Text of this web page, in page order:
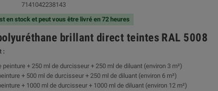
7141042238143
en stock et peut vous être livré en 72 heures
brillant direct teintes RAL 5008
:
peinture + 250 ml de durcisseur + 250 ml de diluant (environ 3 m²)
+ 500 ml de durcisseur + 250 ml de diluant (environ 6 m²)
+ 1000 ml de durcisseur + 1000 ml de diluant (environ 12 m²)